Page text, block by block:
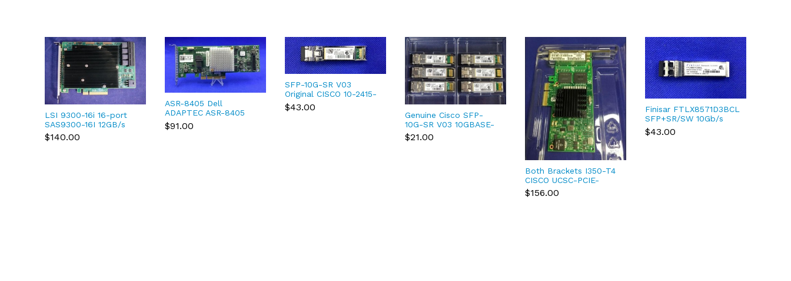
LSI 9300-16i 16-port
SAS9300-16I 12GB/s
Host Bus Adapter 03-
25600-01B
$140.00
ASR-8405 Dell
ADAPTEC ASR-8405
TXCMC SAS/SATA
12Gb/s RAID Controller
$91.00
SFP-10G-SR V03
Original CISCO 10-2415-
03 850nm 10GBASE-SR
SFP+ Multi mode
$43.00
Genuine Cisco SFP-
10G-SR V03 10GBASE-
SR SFP+ Transceiver
Module 10-2415-03
$21.00
Both Brackets I350-T4
CISCO UCSC-PCIE-
IRJ45 Intel I350 Quad
Port Adapter
$156.00
Finisar FTLX8571D3BCL
SFP+SR/SW 10Gb/s
850nm Multimode
SFP+ Transceiver
$43.00